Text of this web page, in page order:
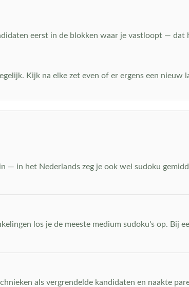
eerst in de blokken waar je vastloopt —
Kijk na elke zet even of er ergens een
— in het Nederlands zeg je ook wel sudoku
los je de meeste medium sudoku's op. Bij
als vergrendelde kandidaten en naakte